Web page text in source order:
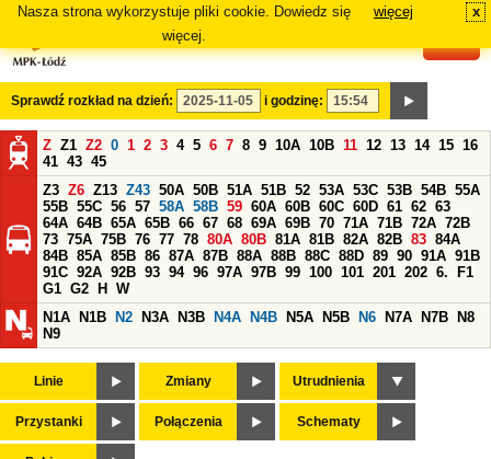
Nasza strona wykorzystuje pliki cookie. Dowiedz się
więcej.
więcej x
Sprawdź rozkład na dzień: i godzinę:
Z Z1 Z2 0 1 2 3 4 5 6 7 8 9 10A 10B 11 12 13 14 15 16
41 43 45
Z3 Z6 Z13 Z43 50A 50B 51A 51B 52 53A 53C 53B 54B 55A
55B 55C 56 57 58A 58B 59 60A 60B 60C 60D 61 62 63
64A 64B 65A 65B 66 67 68 69A 69B 70 71A 71B 72A 72B
73 75A 75B 76 77 78 80A 80B 81A 81B 82A 82B 83 84A
84B 85A 85B 86 87A 87B 88A 88B 88C 88D 89 90 91A 91B
91C 92A 92B 93 94 96 97A 97B 99 100 101 201 202 6.
F1
G1 G2 H
W
N1A
N1B N2 N3A N3B N4A N4B N5A N5B N6 N7A N7B
N8
N9
Linie Zmiany Utrudnienia
Przystanki Połączenia Schematy